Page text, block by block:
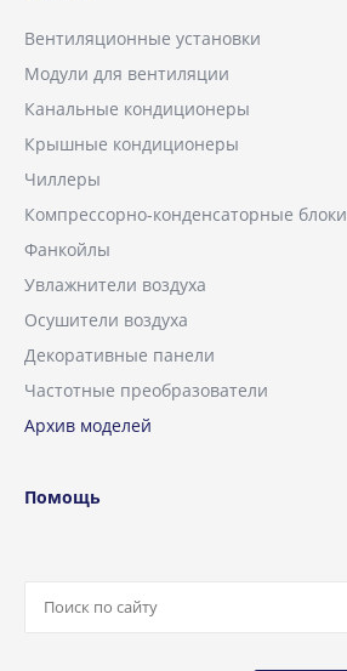
Вентиляционные установки
Модули для вентиляции
Канальные кондиционеры
Крышные кондиционеры
Чиллеры
Компрессорно-конденсаторные блоки
Фанкойлы
Увлажнители воздуха
Осушители воздуха
Декоративные панели
Частотные преобразователи
Архив моделей
Помощь